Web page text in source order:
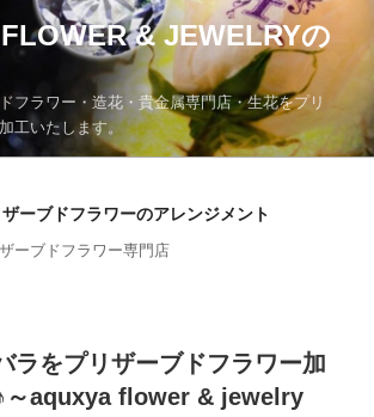
& JEWELRYの
フラワー・造花・貴金属専門店・生花をプリ
工いたします。
ーブドフラワーのアレンジメント
ーブドフラワー専門店
ラをプリザーブドフラワー加
～aquxya flower & jewelry